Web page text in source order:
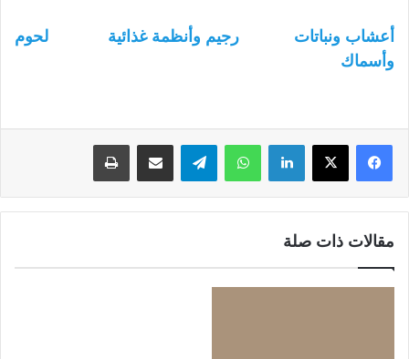
أعشاب ونباتات رجيم وأنظمة غذائية
لحوم
وأسماك
لينكدإن واتساب
مقالات ذات صلة